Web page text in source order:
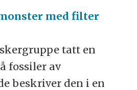
med filter
tatt en
fossiler av
beskriver den i en